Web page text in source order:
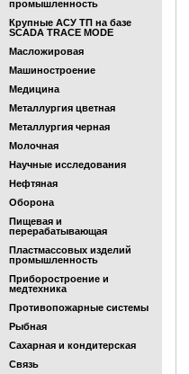
промышленность
Крупные АСУ ТП на базе
SCADA TRACE MODE
Масложировая
Машиностроение
Медицина
Металлургия цветная
Металлургия черная
Молочная
Научные исследования
Нефтяная
Оборона
Пищевая и
перерабатывающая
Пластмассовых изделий
промышленность
Приборостроение и
медтехника
Противопожарные системы
Рыбная
Сахарная и кондитерская
Связь